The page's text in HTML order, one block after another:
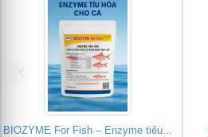
BIOZYME For Fish – Enzyme tiêu...